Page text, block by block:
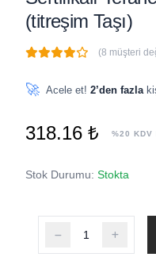
(titreşim Taşı)
(8 müşteri
🚀 Acele et! 2’den fazla
318.16 ₺ %20 KDV
Stok Durumu: Stokta